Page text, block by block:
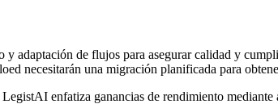
adaptación de flujos para asegurar calidad y
necesitarán una migración planificada para
enfatiza ganancias de rendimiento